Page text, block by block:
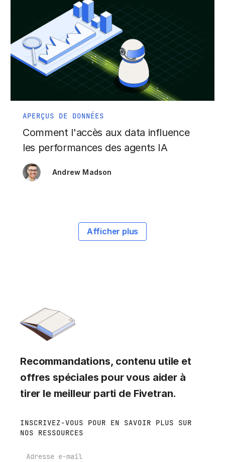
APERÇUS DE DONNÉES
Comment l'accès aux data influence
les performances des agents IA
Andrew Madson
Afficher plus
Recommandations, contenu utile et
offres spéciales pour vous aider à
tirer le meilleur parti de Fivetran.
INSCRIVEZ-VOUS POUR EN SAVOIR PLUS SUR
NOS RESSOURCES